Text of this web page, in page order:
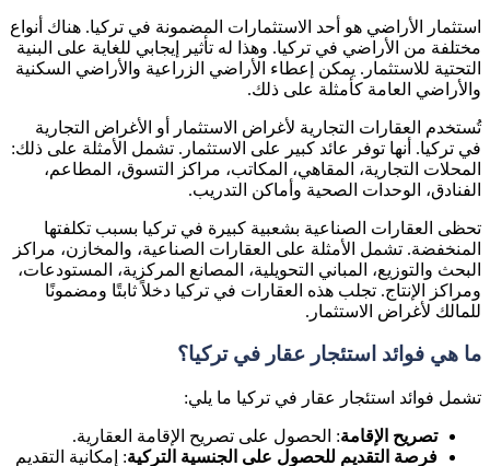
استثمار الأراضي هو أحد الاستثمارات المضمونة في تركيا. هناك أنواع
مختلفة من الأراضي في تركيا. وهذا له تأثير إيجابي للغاية على البنية
التحتية للاستثمار. يمكن إعطاء الأراضي الزراعية والأراضي السكنية
والأراضي العامة كأمثلة على ذلك.
تُستخدم العقارات التجارية لأغراض الاستثمار أو الأغراض التجارية
في تركيا. أنها توفر عائد كبير على الاستثمار. تشمل الأمثلة على ذلك:
المحلات التجارية، المقاهي، المكاتب، مراكز التسوق، المطاعم،
الفنادق، الوحدات الصحية وأماكن التدريب.
تحظى العقارات الصناعية بشعبية كبيرة في تركيا بسبب تكلفتها
المنخفضة. تشمل الأمثلة على العقارات الصناعية، والمخازن، مراكز
البحث والتوزيع، المباني التحويلية، المصانع المركزية، المستودعات،
ومراكز الإنتاج. تجلب هذه العقارات في تركيا دخلاً ثابتًا ومضمونًا
للمالك لأغراض الاستثمار.
ما هي فوائد استئجار عقار في تركيا؟
تشمل فوائد استئجار عقار في تركيا ما يلي:
تصريح الإقامة: الحصول على تصريح الإقامة العقارية.
فرصة التقديم للحصول على الجنسية التركية: إمكانية التقديم